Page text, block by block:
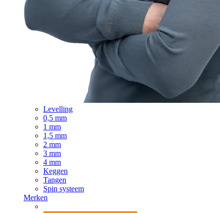
Levelling
0,5 mm
1 mm
1,5 mm
2 mm
3 mm
4 mm
Keggen
Tangen
Spin systeem
Merken